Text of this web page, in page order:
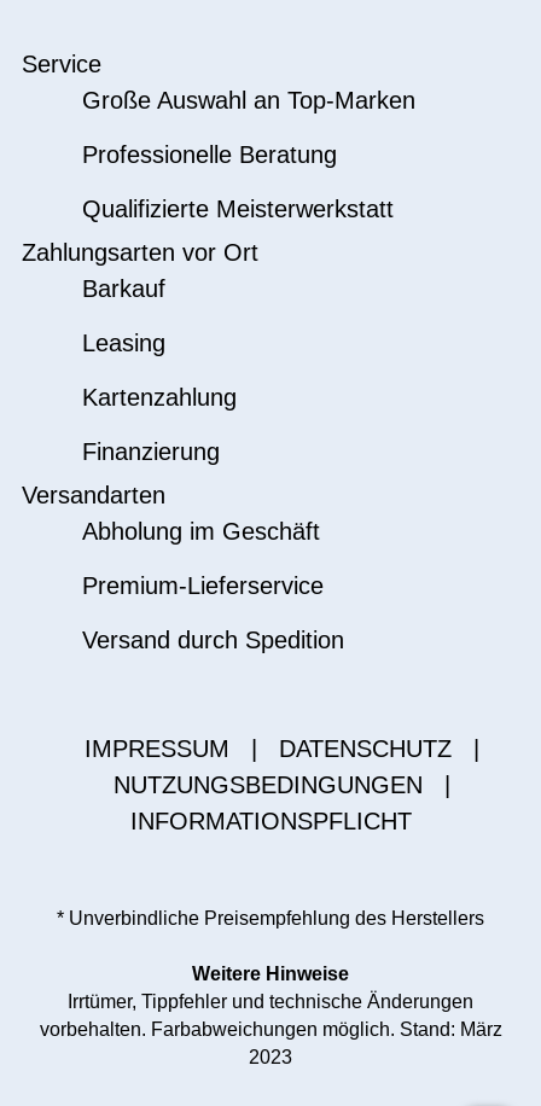
Service
Große Auswahl an Top-Marken
Professionelle Beratung
Qualifizierte Meisterwerkstatt
Zahlungsarten vor Ort
Barkauf
Leasing
Kartenzahlung
Finanzierung
Versandarten
Abholung im Geschäft
Premium-Lieferservice
Versand durch Spedition
IMPRESSUM DATENSCHUTZ
NUTZUNGSBEDINGUNGEN
INFORMATIONSPFLICHT
* Unverbindliche Preisempfehlung des Herstellers
Weitere Hinweise
Irrtümer, Tippfehler und technische Änderungen
vorbehalten. Farbabweichungen möglich. Stand: März
2023